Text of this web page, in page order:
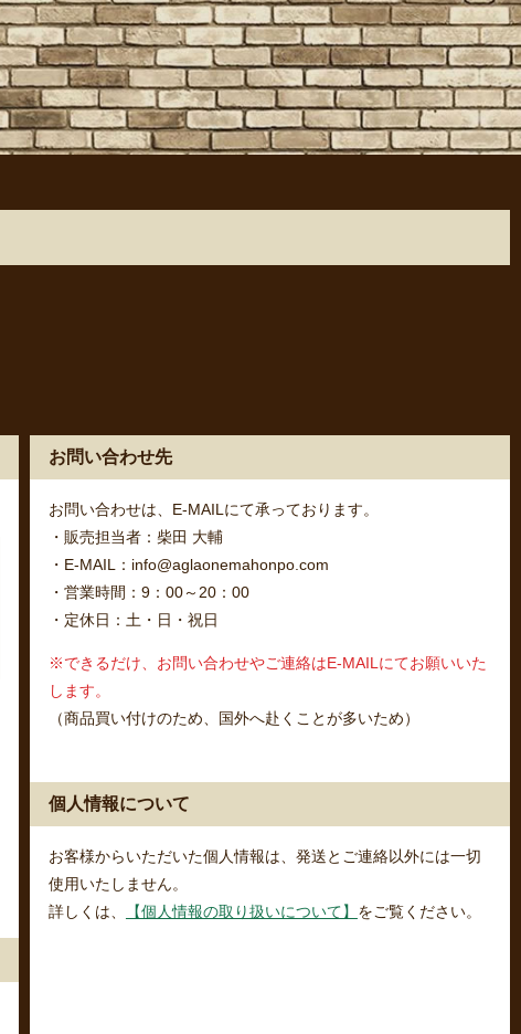
お問い合わせ先
お問い合わせは、E-MAILにて承っております。
・販売担当者：柴田 大輔
・E-MAIL：info@aglaonemahonpo.com
・営業時間：9：00～20：00
・定休日：土・日・祝日
※できるだけ、お問い合わせやご連絡はE-MAILにてお願いいた
します。
（商品買い付けのため、国外へ赴くことが多いため）
個人情報について
お客様からいただいた個人情報は、発送とご連絡以外には一切
使用いたしません。
詳しくは、
【個人情報の取り扱いについて】 をご覧ください。